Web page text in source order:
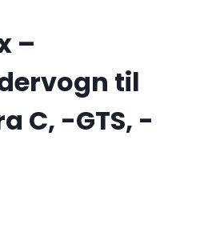
–
til
C, -GTS, -